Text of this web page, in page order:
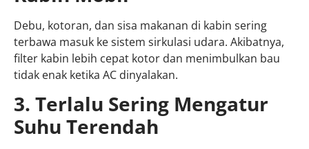
Debu, kotoran, dan sisa makanan di kabin sering
terbawa masuk ke sistem sirkulasi udara. Akibatnya,
filter kabin lebih cepat kotor dan menimbulkan bau
tidak enak ketika AC dinyalakan.
3. Terlalu Sering Mengatur
Suhu Terendah